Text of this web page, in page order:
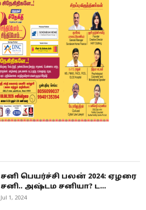
சனி பெயர்ச்சி பலன் 2024: ஏழரை
சனி.. அஷ்டம சனியா? ட...
Jul 1, 2024